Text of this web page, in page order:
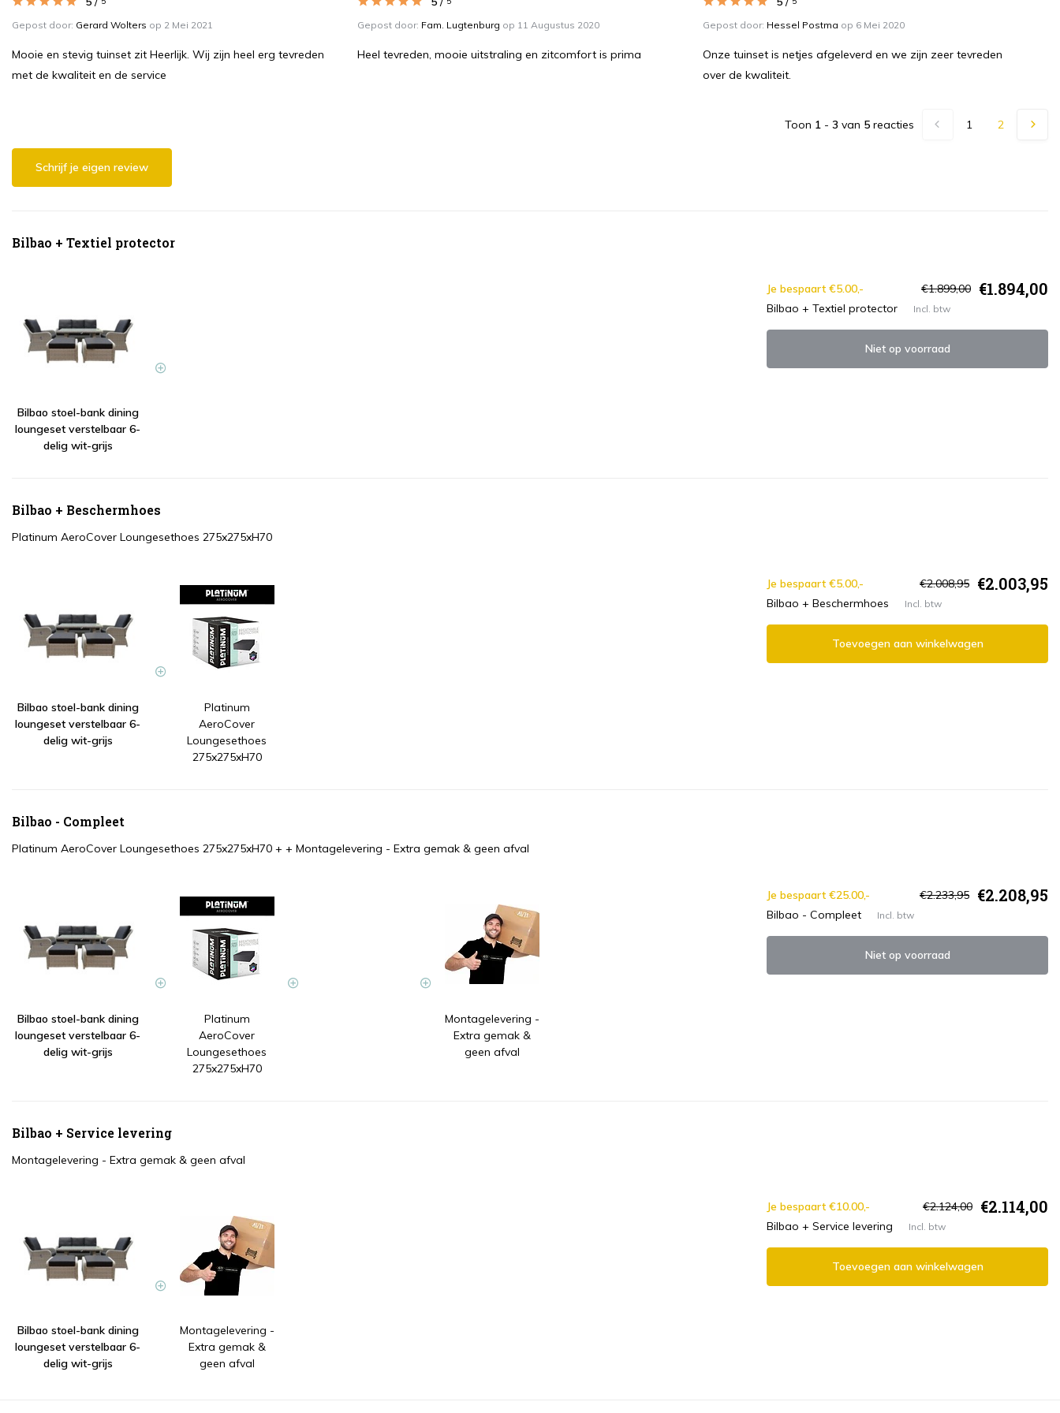
Gepost door: Gerard Wolters op 2 Mei 2021
Mooie en stevig tuinset zit Heerlijk. Wij zijn heel erg tevreden
met de kwaliteit en de service
Gepost door: Fam. Lugtenburg op 11 Augustus 2020
Heel tevreden, mooie uitstraling en zitcomfort is prima
Gepost door: Hessel Postma op 6 Mei 2020
Onze tuinset is netjes afgeleverd en we zijn zeer tevreden
over de kwaliteit.
Toon 1 - 3 van 5 reacties 1 2
Schrijf je eigen review
Bilbao + Textiel protector
Bilbao stoel-bank dining
loungeset verstelbaar 6-
delig wit-grijs
Je bespaart €5.00,- €1.899,00 €1.894,00
Bilbao + Textiel protector Incl. btw
Niet op voorraad
Bilbao + Beschermhoes
Platinum AeroCover Loungesethoes 275x275xH70
Bilbao stoel-bank dining
loungeset verstelbaar 6-
delig wit-grijs
Platinum
AeroCover
Loungesethoes
275x275xH70
Je bespaart €5.00,- €2.008,95 €2.003,95
Bilbao + Beschermhoes Incl. btw
Toevoegen aan winkelwagen
Bilbao - Compleet
Platinum AeroCover Loungesethoes 275x275xH70 + + Montagelevering - Extra gemak & geen afval
Bilbao stoel-bank dining
loungeset verstelbaar 6-
delig wit-grijs
Platinum
AeroCover
Loungesethoes
275x275xH70
Montagelevering -
Extra gemak &
geen afval
Je bespaart €25.00,- €2.233,95 €2.208,95
Bilbao - Compleet Incl. btw
Niet op voorraad
Bilbao + Service levering
Montagelevering - Extra gemak & geen afval
Bilbao stoel-bank dining
loungeset verstelbaar 6-
delig wit-grijs
Montagelevering -
Extra gemak &
geen afval
Je bespaart €10.00,- €2.124,00 €2.114,00
Bilbao + Service levering Incl. btw
Toevoegen aan winkelwagen